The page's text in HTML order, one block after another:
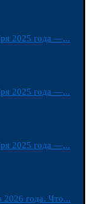
2025 года —...
2025 года —...
2025 года —...
года. Что...